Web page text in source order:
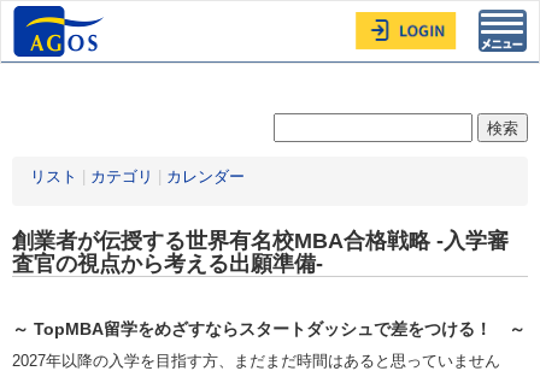
リスト カテゴリ カレンダー
創業者が伝授する世界有名校MBA合格戦略 -入学審
査官の視点から考える出願準備-
～ TopMBA留学をめざすならスタートダッシュで差をつける！ ～
2027年以降の入学を目指す方、まだまだ時間はあると思っていません